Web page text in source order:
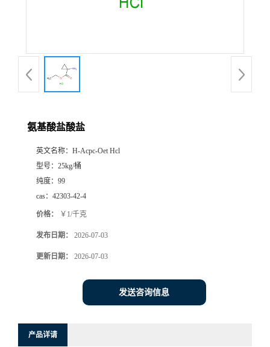
氨基酸盐酸盐
英文名称： H-Acpc-Oet Hcl
型号： 25kg/桶
纯度： 99
cas： 42303-42-4
价格： ￥1/千克
发布日期： 2026-07-03
更新日期： 2026-07-03
发送咨询信息
产品详请